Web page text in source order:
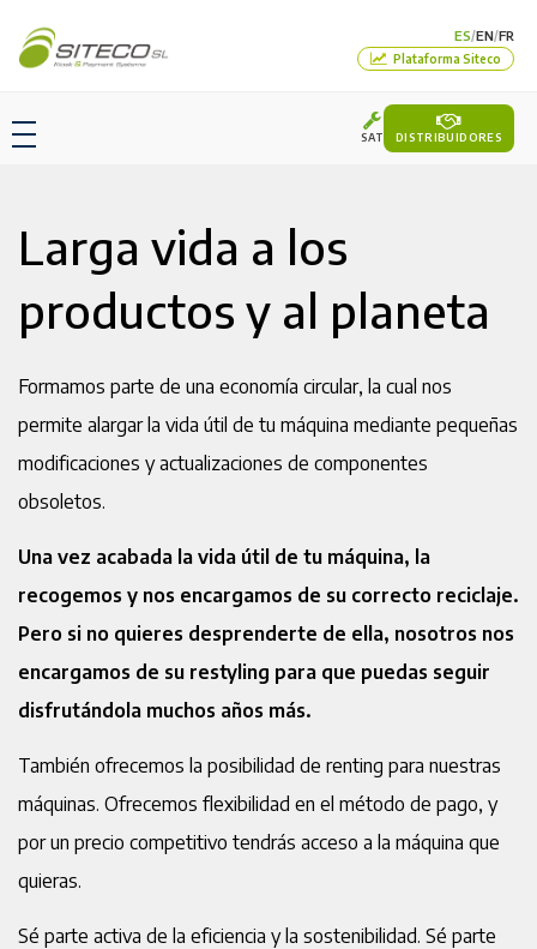
ES/EN/FR
Plataforma Siteco
SAT DISTRIBUIDORES
Larga vida a los
productos y al planeta
Formamos parte de una economía circular, la cual nos
permite alargar la vida útil de tu máquina mediante pequeñas
modificaciones y actualizaciones de componentes
obsoletos.
Una vez acabada la vida útil de tu máquina, la
recogemos y nos encargamos de su correcto reciclaje.
Pero si no quieres desprenderte de ella, nosotros nos
encargamos de su restyling para que puedas seguir
disfrutándola muchos años más.
También ofrecemos la posibilidad de renting para nuestras
máquinas. Ofrecemos flexibilidad en el método de pago, y
por un precio competitivo tendrás acceso a la máquina que
quieras.
Sé parte activa de la eficiencia y la sostenibilidad. Sé parte